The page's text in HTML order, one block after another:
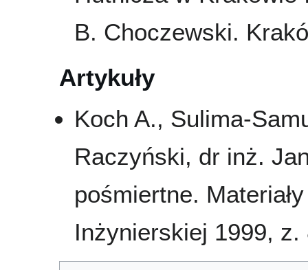
B. Choczewski.
Artykuły
Koch A., Sulima-
Raczyński, dr inż.
pośmiertne.
Inżynierskiej 1999, z.